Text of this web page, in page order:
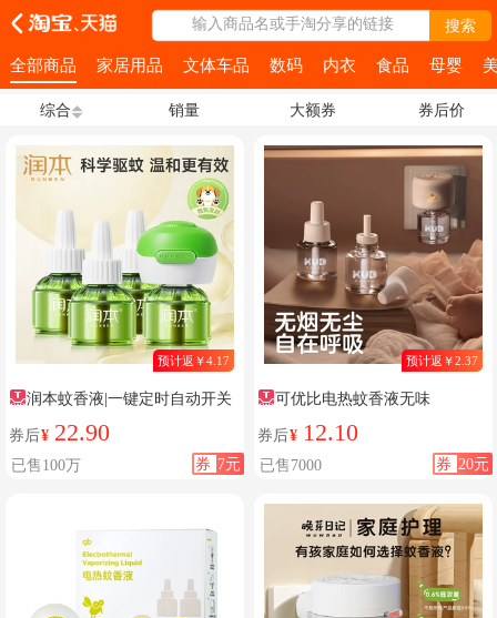
输入商品名或手淘分享的链接 搜索
全部商品 家居用品 文体车品 数码 内衣 食品 母婴
综合 销量 大额券 券后价
预计返￥4.17
润本蚊香液|一键定时自动开关
券后¥ 22.90
券 7元
已售100万
预计返￥2.37
可优比电热蚊香液无味
券后¥ 12.10
券 20元
已售7000